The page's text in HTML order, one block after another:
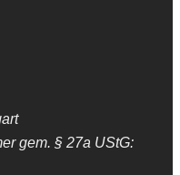
gem. § 27a UStG: